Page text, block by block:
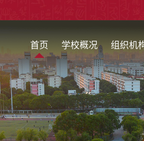
首页 学校概况 组织机